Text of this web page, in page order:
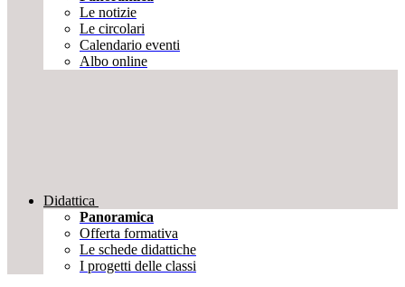
Le notizie
Le circolari
Calendario eventi
Albo online
Didattica
Panoramica
Offerta formativa
Le schede didattiche
I progetti delle classi